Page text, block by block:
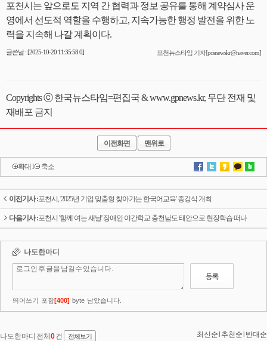
포천시는 앞으로도 지역 간 협력과 정보 공유를 통해 계약심사 운
영에서 선도적 역할을 수행하고, 지속가능한 행정 발전을 위한 노
력을 지속해 나갈 계획이다.
글쓴날 : [2025-10-20 11:35:58.0] 포천뉴스타임 기자[pcsnewskr@naver.com]
Copyrights ⓒ 한국뉴스타임=편집국 & www.gpnews.kr, 무단 전재 및
재배포 금지
이전화면 맨위로
확대 l 축소
이전기사 :포천시, '2025년 기업 맞춤형 찾아가는 한국어교육' 종강식 개최
다음기사 :포천시 '함께 여는 새날' 장애인 야간학교 충천남도 태안으로 현장학습 떠나